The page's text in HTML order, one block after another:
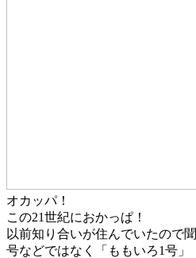
オカッパ！
この21世紀におかっぱ！
以前知り合いが住んでいたので
号などではなく「ももいろ1号」